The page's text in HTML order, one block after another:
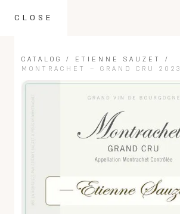
CLOSE
CATALOG / ETIENNE SAUZET
/
MONTRACHET – GRAND CRU 2023